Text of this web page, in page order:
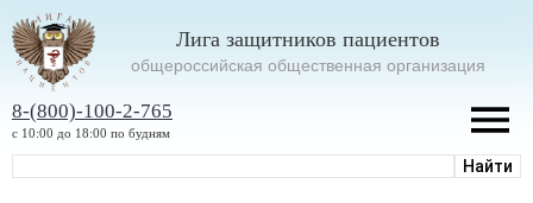
Лига защитников пациентов
oбщероссийская общественная организация
8-(800)-100-2-765
с 10:00 до 18:00 по будням